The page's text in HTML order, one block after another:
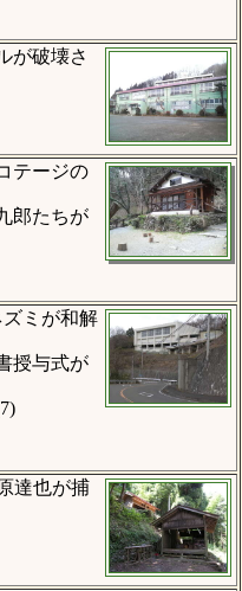
が破壊さ
テージの
郎たちが
ズミが和解
授与式が
達也が捕